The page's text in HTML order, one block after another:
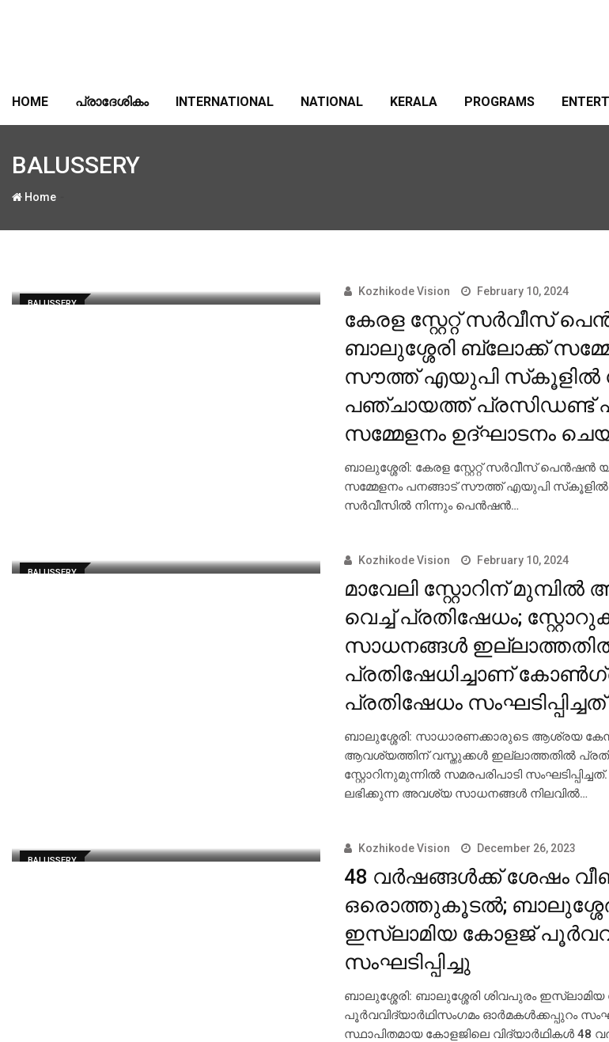
HOME പ്രാദേശികം INTERNATIONAL NATIONAL KERALA PROGRAMS
BALUSSERY
Home
BALUSSERY
Kozhikode Vision February 10, 2024
കേരള സ്റ്റേറ്റ് സര്‍വീസ്
ബാലുശ്ശേരി ബ്ലോക്ക്
സൗത്ത് എയുപി സ്‌കൂളില്‍
പഞ്ചായത്ത് പ്രസിഡണ്ട്
സമ്മേളനം ഉദ്ഘാടനം
ബാലുശ്ശേരി: കേരള സ്റ്റേറ്റ് സര്‍വീസ് പെന്‍ഷന്‍
സമ്മേളനം പനങ്ങാട് സൗത്ത് എയുപി
സര്‍വീസില്‍ നിന്നും പെന്‍ഷന്‍…
BALUSSERY
Kozhikode Vision February 10, 2024
മാവേലി സ്റ്റോറിന്
വെച്ച് പ്രതിഷേധം;
സാധനങ്ങള്‍
പ്രതിഷേധിച്ചാണ്
പ്രതിഷേധം സംഘടിപ്പിച്ചത്
ബാലുശ്ശേരി: സാധാരണക്കാരുടെ ആശ്രയ
ആവശ്യത്തിന് വസ്തുക്കള്‍ ഇല്ലാത്തതില്‍
സ്റ്റോറിനുമുന്നില്‍ സമരപരിപാടി
ലഭിക്കുന്ന അവശ്യ സാധനങ്ങള്‍ നിലവില്‍…
BALUSSERY
Kozhikode Vision December 26, 2023
48 വര്‍ഷങ്ങള്‍ക്ക് ശേഷം
ഒരൊത്തുകൂടല്‍;
ഇസ്ലാമിയ കോളജ്
സംഘടിപ്പിച്ചു
ബാലുശ്ശേരി: ബാലുശ്ശേരി ശിവപുരം
പൂര്‍വവിദ്യാര്‍ഥിസംഗമം ഓര്‍മകള്‍ക്കപ്പുറം
സ്ഥാപിതമായ കോളജിലെ വിദ്യാര്‍ഥികള്‍